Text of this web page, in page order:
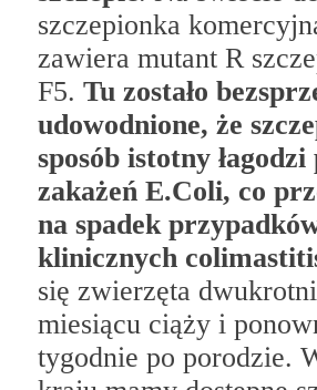
szczepionka
zawiera mutant R
F5. Tu zostało
udowodnione, że
sposób istotny
zakażeń E.Coli, co
na spadek
klinicznych
się zwierzęta
miesiącu ciąży i
tygodnie po porodzie.